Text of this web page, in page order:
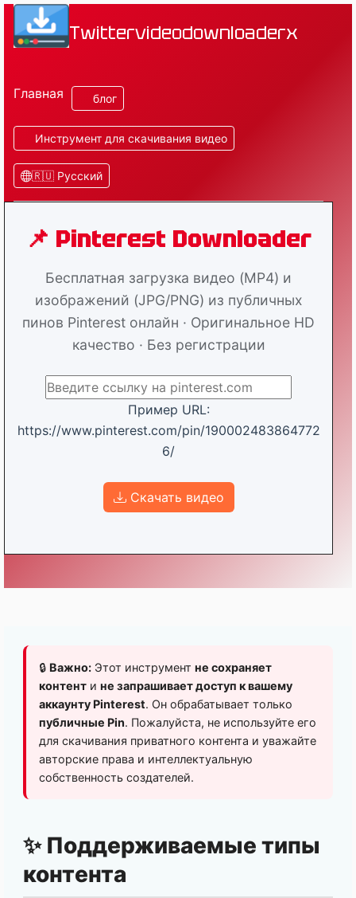
Twittervideodownloaderx
Главная блог
Инструмент для скачивания видео
🇷🇺 Русский
📌 Pinterest Downloader
Бесплатная загрузка видео (MP4) и
изображений (JPG/PNG) из публичных
пинов Pinterest онлайн · Оригинальное HD
качество · Без регистрации
Пример URL:
https://www.pinterest.com/pin/190002483864772
6/
Скачать видео
🔒 Важно: Этот инструмент не сохраняет
контент и не запрашивает доступ к вашему
аккаунту Pinterest. Он обрабатывает только
публичные Pin. Пожалуйста, не используйте его
для скачивания приватного контента и уважайте
авторские права и интеллектуальную
собственность создателей.
✨ Поддерживаемые типы
контента